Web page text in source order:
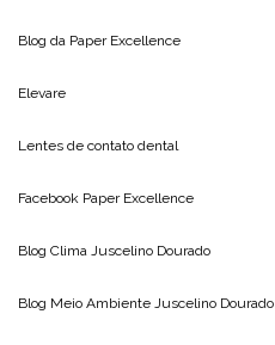
Blog da Paper Excellence
Elevare
Lentes de contato dental
Facebook Paper Excellence
Blog Clima Juscelino Dourado
Blog Meio Ambiente Juscelino Dourado